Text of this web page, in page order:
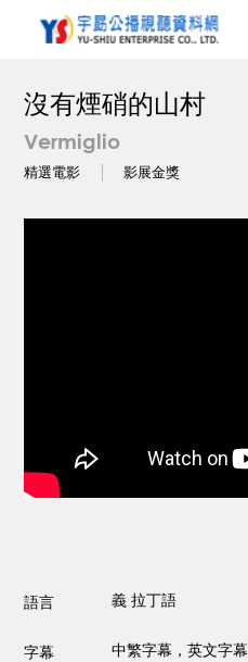
沒有煙硝的山村
Vermiglio
精選電影 影展金獎
語言 義 拉丁語
字幕 中繁字幕，英文字幕